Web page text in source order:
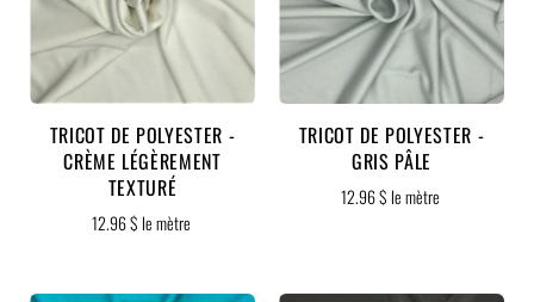
TRICOT DE POLYESTER -
CRÈME LÉGÈREMENT
TEXTURÉ
12.96 $ le mètre
TRICOT DE POLYESTER -
GRIS PÂLE
12.96 $ le mètre